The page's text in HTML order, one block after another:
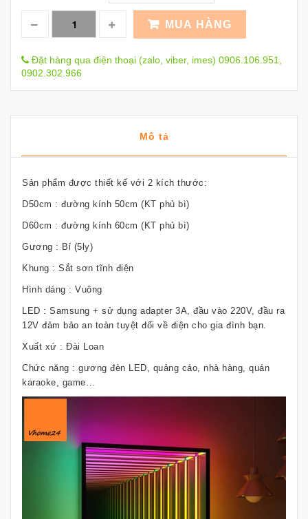
MUA HÀNG
Đặt hàng qua điện thoại (zalo, viber, imes) 0906.106.951,
0902.302.966
Mô tả
Sản phẩm được thiết kế với 2 kích thước:
D50cm : đường kính 50cm (KT phủ bì)
D60cm : đường kính 60cm (KT phủ bì)
Gương : Bỉ (5ly)
Khung : Sắt sơn tĩnh điện
Hình dáng : Vuông
LED : Samsung + sử dụng adapter 3A, đầu vào 220V, đầu ra
12V đảm bảo an toàn tuyệt đối về điện cho gia đình bạn.
Xuất xứ : Đài Loan
Chức năng : gương đèn LED, quảng cáo, nhà hàng, quán
karaoke, game…